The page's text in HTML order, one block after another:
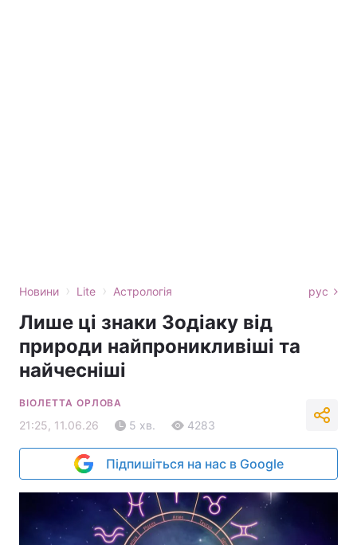
Новини › Lite › Астрологія рус
Лише ці знаки Зодіаку від
природи найпроникливіші та
найчесніші
ВІОЛЕТТА ОРЛОВА
21:25, 11.06.26 5 хв. 4283
Підпишіться на нас в Google